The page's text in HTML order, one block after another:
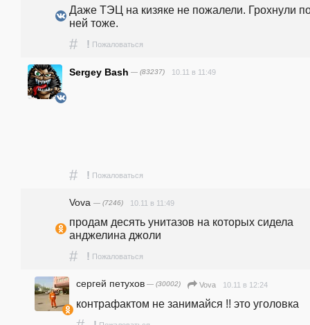
Даже ТЭЦ на кизяке не пожалели. Грохнули
ней тоже.
# ! Пожаловаться
Sergey Bash — (83237) 10.11 в 11:49
# ! Пожаловаться
Vova — (7246) 10.11 в 11:49
продам десять унитазов на которых сидела
анджелина джоли
# ! Пожаловаться
сергей петухов — (30002) Vova 10.11 в 12:24
контрафактом не занимайся !! это уголовка